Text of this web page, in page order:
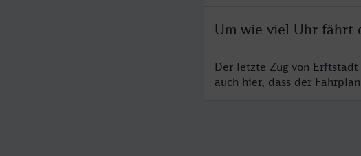
Um wie viel Uhr fährt
Der letzte Zug von
auch hier, dass der